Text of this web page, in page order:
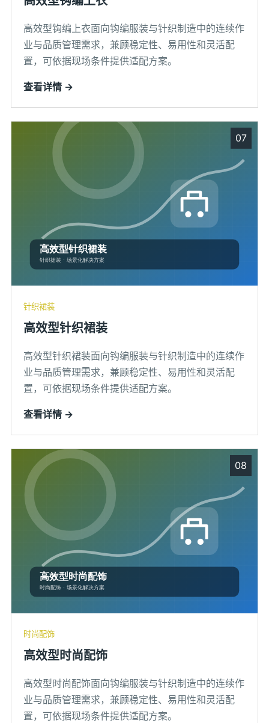
高效型钩编上衣面向钩编服装与针织制造中的连续作
业与品质管理需求，兼顾稳定性、易用性和灵活配
置，可依据现场条件提供适配方案。
查看详情 →
07
针织裙装
高效型针织裙装
高效型针织裙装面向钩编服装与针织制造中的连续作
业与品质管理需求，兼顾稳定性、易用性和灵活配
置，可依据现场条件提供适配方案。
查看详情 →
08
时尚配饰
高效型时尚配饰
高效型时尚配饰面向钩编服装与针织制造中的连续作
业与品质管理需求，兼顾稳定性、易用性和灵活配
置，可依据现场条件提供适配方案。